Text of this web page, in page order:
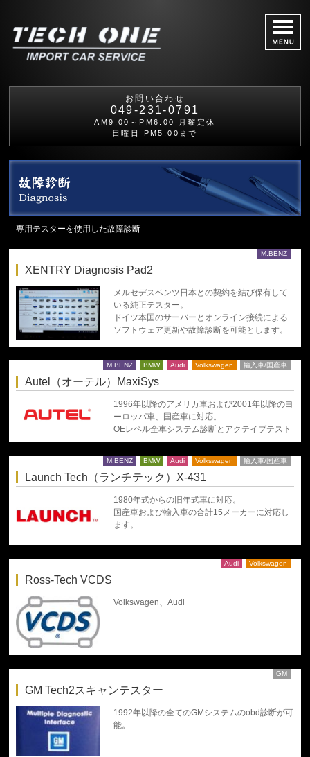
お問い合わせ
049-231-0791
AM9:00～PM6:00 月曜定休
日曜日 PM5:00まで
専用テスターを使用した故障診断
M.BENZ
XENTRY Diagnosis Pad2
メルセデスベンツ日本との契約を結び保有して
いる純正テスター。
ドイツ本国のサーバーとオンライン接続による
ソフトウェア更新や故障診断を可能とします。
M.BENZ BMW Audi Volkswagen 輸入車/国産車
Autel（オーテル）MaxiSys
1996年以降のアメリカ車および2001年以降のヨ
ーロッパ車、国産車に対応。
OEレベル全車システム診断とアクテイブテスト
M.BENZ BMW Audi Volkswagen 輸入車/国産車
Launch Tech（ランチテック）X-431
1980年式からの旧年式車に対応。
国産車および輸入車の合計15メーカーに対応し
ます。
Audi Volkswagen
Ross-Tech VCDS
Volkswagen、Audi
GM
GM Tech2スキャンテスター
1992年以降の全てのGMシステムのobd診断が可
能。